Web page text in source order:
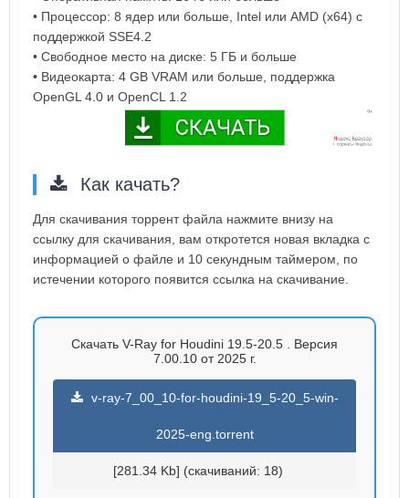
• Процессор: 8 ядер или больше, Intel или AMD (x64) с
поддержкой SSE4.2
• Свободное место на диске: 5 ГБ и больше
• Видеокарта: 4 GB VRAM или больше, поддержка
OpenGL 4.0 и OpenCL 1.2
Как качать?
Для скачивания торрент файла нажмите внизу на
ссылку для скачивания, вам откротется новая вкладка с
информацией о файле и 10 секундным таймером, по
истечении которого появится ссылка на скачивание.
Скачать V-Ray for Houdini 19.5-20.5 . Версия
7.00.10 от 2025 г.
v-ray-7_00_10-for-houdini-19_5-20_5-win-
2025-eng.torrent
[281.34 Kb] (cкачиваний: 18)